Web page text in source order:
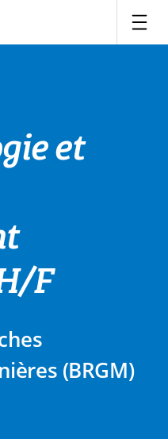
et
F
(BRGM)